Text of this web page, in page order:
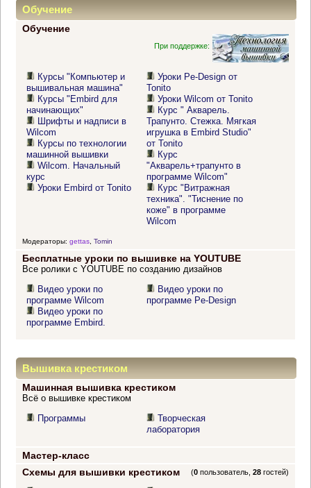
Обучение
Обучение
При поддержке:
Курсы "Компьютер и
вышивальная машина"
Курсы "Embird для
начинающих"
Шрифты и надписи в
Wilcom
Курсы по технологии
машинной вышивки
Wilcom. Начальный
курс
Уроки Embird от Tonito
Уроки Pe-Design от
Tonito
Уроки Wilcom от Tonito
Курс " Акварель.
Трапунто. Стежка. Мягкая
игрушка в Embird Studio"
от Tonito
Курс
"Акварель+трапунто в
программе Wilcom"
Курс "Витражная
техника". "Тиснение по
коже" в программе
Wilcom
Модераторы: gettas, Tomin
Бесплатные уроки по вышивке на YOUTUBE
Все ролики с YOUTUBE по созданию дизайнов
Видео уроки по
программе Wilcom
Видео уроки по
программе Embird.
Видео уроки по
программе Pe-Design
Вышивка крестиком
Машинная вышивка крестиком
Всё о вышивке крестиком
Программы
Творческая
лаборатория
Мастер-класс
Схемы для вышивки крестиком
(0 пользователь,28 гостей)